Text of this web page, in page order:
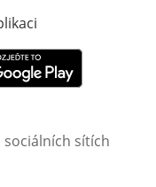
novém okně
sítích